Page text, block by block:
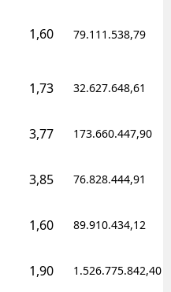
1,60 79.111.538,79
1,73 32.627.648,61
3,77 173.660.447,90
3,85 76.828.444,91
1,60 89.910.434,12
1,90 1.526.775.842,40